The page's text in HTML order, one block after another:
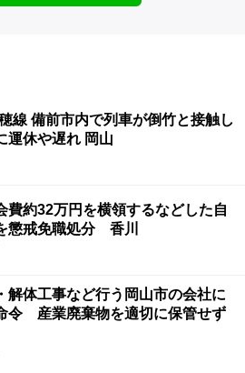
線 備前市内で列車が倒竹と接触し
一部に運休や遅れ 岡山
費約32万円を横領するなどした自
懲戒免職処分 香川
解体工事など行う岡山市の会社に
令 産業廃棄物を適切に保管せず